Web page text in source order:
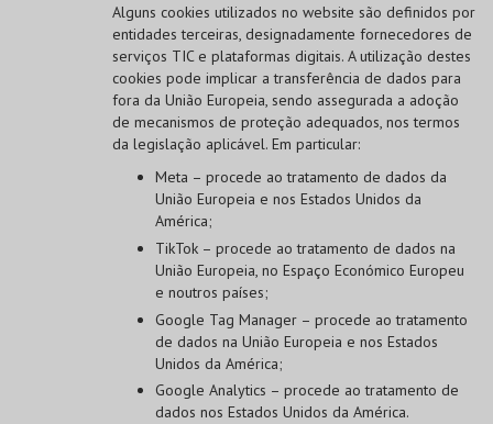
Alguns cookies utilizados no website são definidos por
entidades terceiras, designadamente fornecedores de
serviços TIC e plataformas digitais. A utilização destes
cookies pode implicar a transferência de dados para
fora da União Europeia, sendo assegurada a adoção
de mecanismos de proteção adequados, nos termos
da legislação aplicável. Em particular:
Meta – procede ao tratamento de dados da
União Europeia e nos Estados Unidos da
América;
TikTok – procede ao tratamento de dados na
União Europeia, no Espaço Económico Europeu
e noutros países;
Google Tag Manager – procede ao tratamento
de dados na União Europeia e nos Estados
Unidos da América;
Google Analytics – procede ao tratamento de
dados nos Estados Unidos da América.